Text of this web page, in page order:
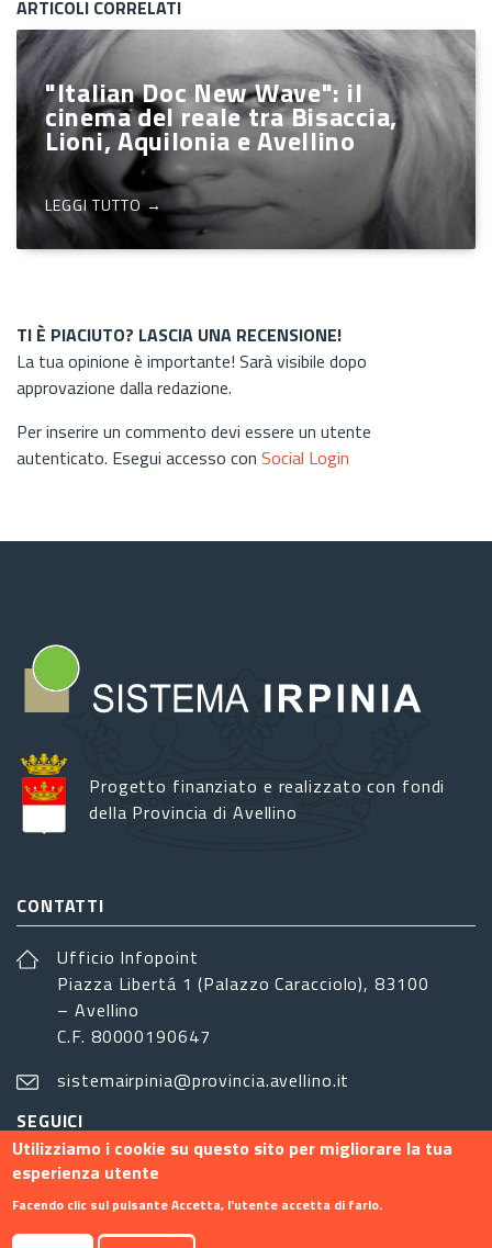
ARTICOLI CORRELATI
"Italian Doc New Wave": il
cinema del reale tra Bisaccia,
Lioni, Aquilonia e Avellino
LEGGI TUTTO →
TI È PIACIUTO? LASCIA UNA RECENSIONE!
La tua opinione è importante! Sarà visibile dopo
approvazione dalla redazione.
Per inserire un commento devi essere un utente
autenticato. Esegui accesso con Social Login
Progetto finanziato e realizzato con fondi
della Provincia di Avellino
CONTATTI
Ufficio Infopoint
Piazza Libertá 1 (Palazzo Caracciolo), 83100
– Avellino
C.F. 80000190647
sistemairpinia@provincia.avellino.it
SEGUICI
Utilizziamo i cookie su questo sito per migliorare la tua
esperienza utente
Facendo clic sul pulsante Accetta, l'utente accetta di farlo.